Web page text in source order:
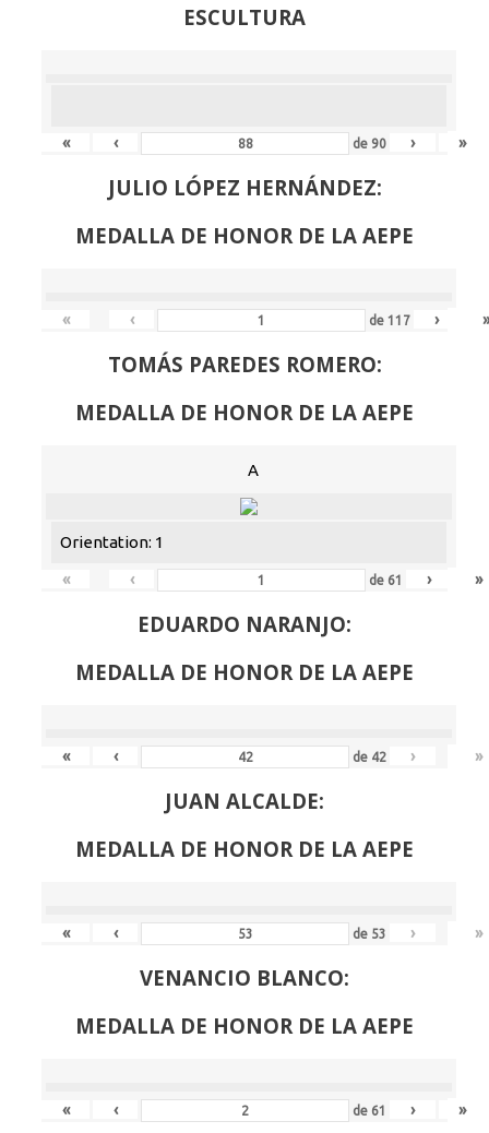
ESCULTURA
« ‹ de 90 › »
JULIO LÓPEZ HERNÁNDEZ:
MEDALLA DE HONOR DE LA AEPE
« ‹ de117 ›
TOMÁS PAREDES ROMERO:
MEDALLA DE HONOR DE LA AEPE
A
Orientation: 1
«
‹ de 61 › »
EDUARDO NARANJO:
MEDALLA DE HONOR DE LA AEPE
« ‹ de 42 › »
JUAN ALCALDE:
MEDALLA DE HONOR DE LA AEPE
« ‹ de 53 › »
VENANCIO BLANCO:
MEDALLA DE HONOR DE LA AEPE
« ‹ de 61 › »